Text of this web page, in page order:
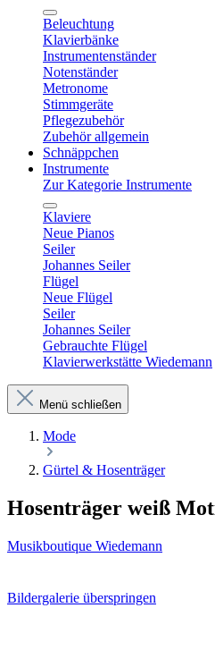
Beleuchtung
Klavierbänke
Instrumentenständer
Notenständer
Metronome
Stimmgeräte
Pflegezubehör
Zubehör allgemein
Schnäppchen
Instrumente
Zur Kategorie Instrumente
Klaviere
Neue Pianos
Seiler
Johannes Seiler
Flügel
Neue Flügel
Seiler
Johannes Seiler
Gebrauchte Flügel
Klavierwerkstätte Wiedemann
Menü schließen
Mode
Gürtel & Hosenträger
Hosenträger weiß
Musikboutique Wiedemann
Bildergalerie überspringen